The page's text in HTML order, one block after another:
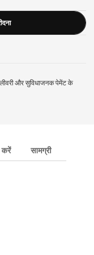
और सुविधाजनक पेमेंट के
करें सामग्री